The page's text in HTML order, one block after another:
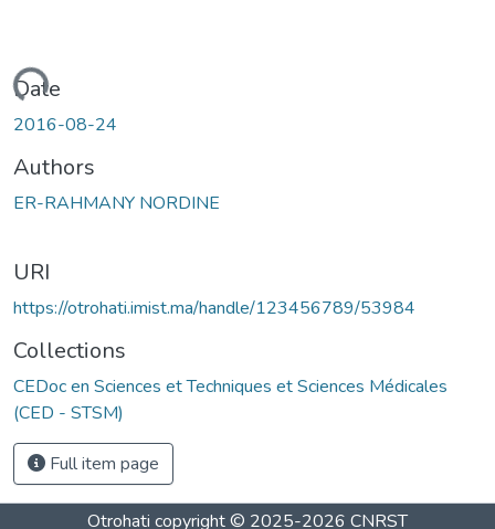
Loading...
Date
2016-08-24
Authors
ER-RAHMANY NORDINE
URI
https://otrohati.imist.ma/handle/123456789/53984
Collections
CEDoc en Sciences et Techniques et Sciences Médicales
(CED - STSM)
Full item page
Otrohati copyright © 2025-2026 CNRST